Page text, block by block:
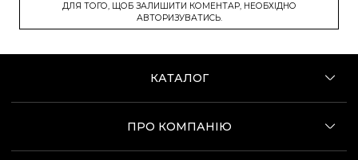
ДЛЯ ТОГО, ЩОБ ЗАЛИШИТИ КОМЕНТАР, НЕОБХІДНО
АВТОРИЗУВАТИСЬ.
КАТАЛОГ
ПРО КОМПАНІЮ